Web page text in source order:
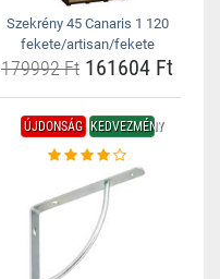
Szekrény 45 Canaris 1 120
fekete/artisan/fekete
179992 Ft 161604 Ft
ÚJDONSÁG KEDVEZMÉNY